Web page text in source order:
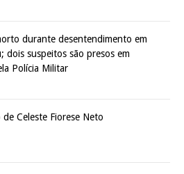
durante desentendimento em
dois suspeitos são presos em
Polícia Militar
de Celeste Fiorese Neto